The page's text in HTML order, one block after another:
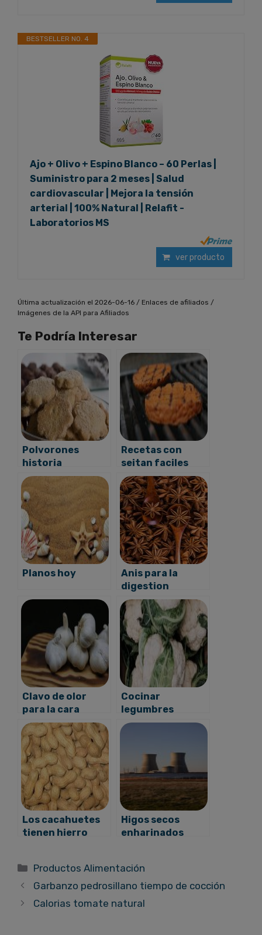
BESTSELLER NO. 4
Ajo + Olivo + Espino Blanco – 60 Perlas |
Suministro para 2 meses | Salud
cardiovascular | Mejora la tensión
arterial | 100% Natural | Relafit -
Laboratorios MS
ver producto
Última actualización el 2026-06-16 / Enlaces de afiliados /
Imágenes de la API para Afiliados
Te Podría Interesar
Polvorones
historia
Recetas con
seitan faciles
Planos hoy
Anis para la
digestion
Clavo de olor
para la cara
Cocinar
legumbres
Los cacahuetes
tienen hierro
Higos secos
enharinados
Categorías
Productos Alimentación
Garbanzo pedrosillano tiempo de cocción
Calorias tomate natural